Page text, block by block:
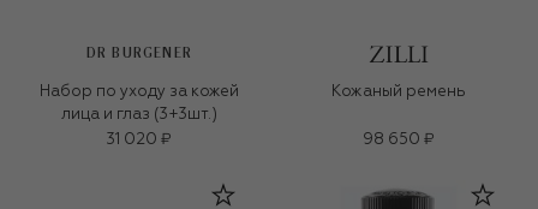
DR BURGENER
Набор по уходу за кожей
лица и глаз (3+3шт.)
31 020 ₽
Кожаный ремень
98 650 ₽